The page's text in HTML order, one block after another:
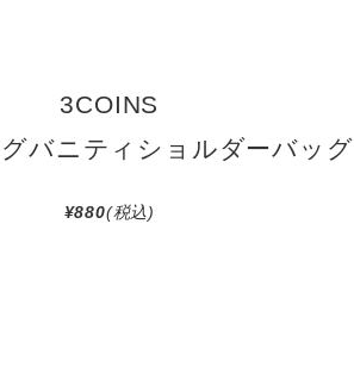
3COINS
バニティショルダーバッグ
¥880(税込)